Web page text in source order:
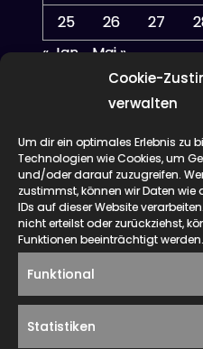
Cookie-
verwalten
Um dir ein optimales Erlebnis zu
Technologien wie Cookies, um
und/oder darauf zuzugreifen.
zustimmst, können wir Daten
IDs auf dieser Website
nicht erteilst oder zurückziehst,
Funktionen beeinträchtigt werden.
Funktional
Statistiken
25
26 27
« Jan. Mai »
Meta
Anmelden
Eintrags-Feed
Kommentar-Feed